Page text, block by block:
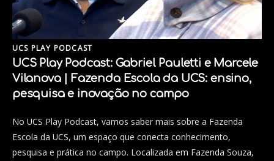
UCS PLAY PODCAST
UCS Play Podcast: Gabriel Pauletti e Marcele
Vilanova | Fazenda Escola da UCS: ensino,
pesquisa e inovação no campo
No UCS Play Podcast, vamos saber mais sobre a Fazenda
Escola da UCS, um espaço que conecta conhecimento,
pesquisa e prática no campo. Localizada em Fazenda Souza,